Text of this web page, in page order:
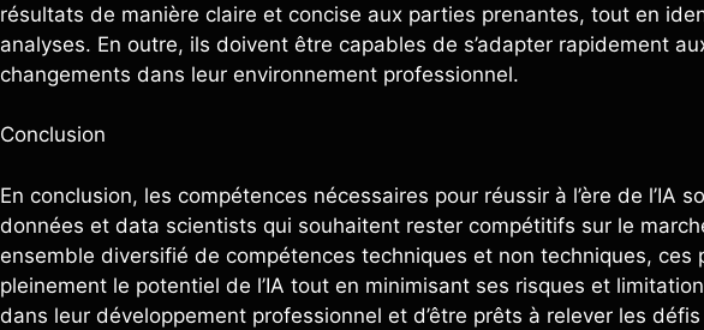
résultats de manière claire et concise aux parties prenantes, tout en
analyses. En outre, ils doivent être capables de s’adapter rapidement
changements dans leur environnement professionnel.
Conclusion
En conclusion, les compétences nécessaires pour réussir à l’ère de l’IA
données et data scientists qui souhaitent rester compétitifs sur le
ensemble diversifié de compétences techniques et non techniques, ces
pleinement le potentiel de l’IA tout en minimisant ses risques et
dans leur développement professionnel et d’être prêts à relever les